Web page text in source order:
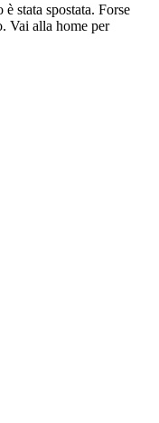
stata spostata. Forse
Vai alla home per